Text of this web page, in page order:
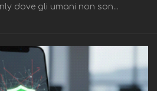
dove gli umani non son...